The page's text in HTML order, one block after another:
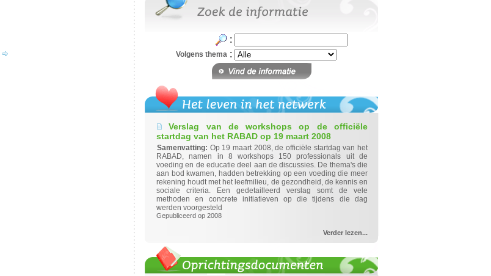
:
Volgens thema :
Verslag van de workshops op de officiële
startdag van het RABAD op 19 maart 2008
Samenvatting: Op 19 maart 2008, de officiële startdag van het
RABAD, namen in 8 workshops 150 professionals uit de
voeding en de educatie deel aan de discussies. De thema's die
aan bod kwamen, hadden betrekking op een voeding die meer
rekening houdt met het leefmilieu, de gezondheid, de kennis en
sociale criteria. Een gedetailleerd verslag somt de vele
methoden en concrete initiatieven op die tijdens die dag
werden voorgesteld
Gepubliceerd op 2008
Verder lezen...